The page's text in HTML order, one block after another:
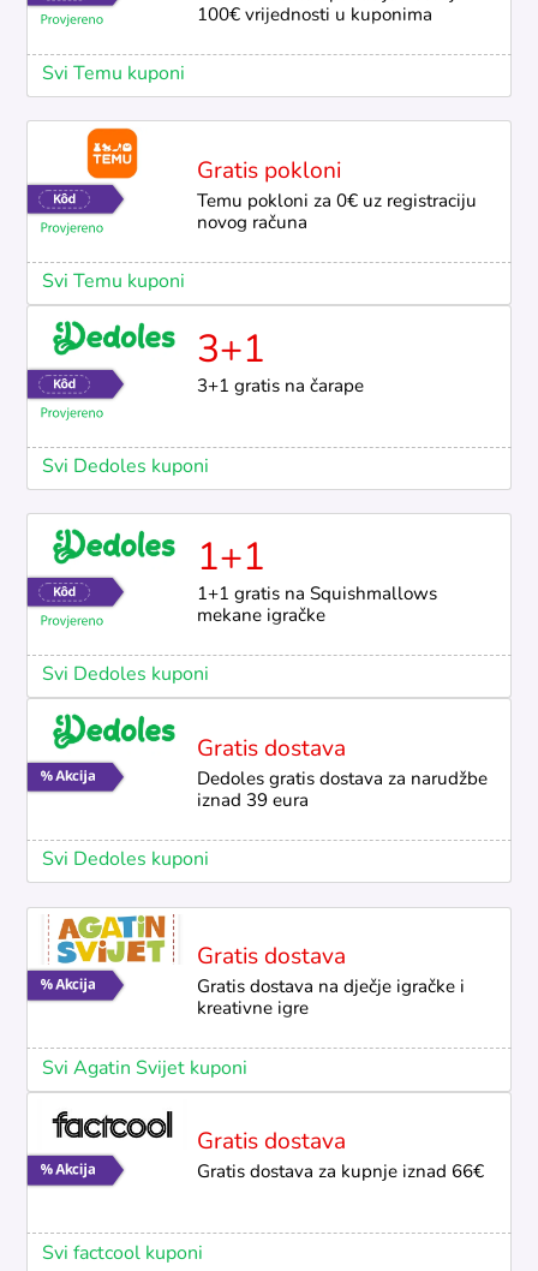
100€ vrijednosti u kuponima
Svi Temu kuponi
Gratis pokloni
Temu pokloni za 0€ uz registraciju
novog računa
Svi Temu kuponi
3+1
3+1 gratis na čarape
Svi Dedoles kuponi
1+1
1+1 gratis na Squishmallows
mekane igračke
Svi Dedoles kuponi
Gratis dostava
Dedoles gratis dostava za narudžbe
iznad 39 eura
Svi Dedoles kuponi
Gratis dostava
Gratis dostava na dječje igračke i
kreativne igre
Svi Agatin Svijet kuponi
Gratis dostava
Gratis dostava za kupnje iznad 66€
Svi factcool kuponi